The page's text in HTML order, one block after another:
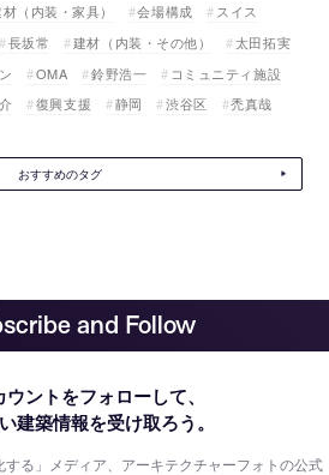
（内装・家具） 会場構成
スイス
長坂常 建材（内装・その他）
太田拓実
OMA 鈴野浩一
コミュニティ施設
復興支援 静岡 渋谷区 禿真哉
おすすめのタグ
and Follow
ントをフォローして、
建築情報を受け取ろう。
する」メディア、アーキテクチャーフォトの公式